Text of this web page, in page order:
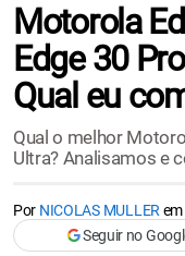
Motorola
Edge 30
Qual eu
Qual o melhor
Ultra? Analisamos e
Por NICOLAS MULLER em
Seguir no